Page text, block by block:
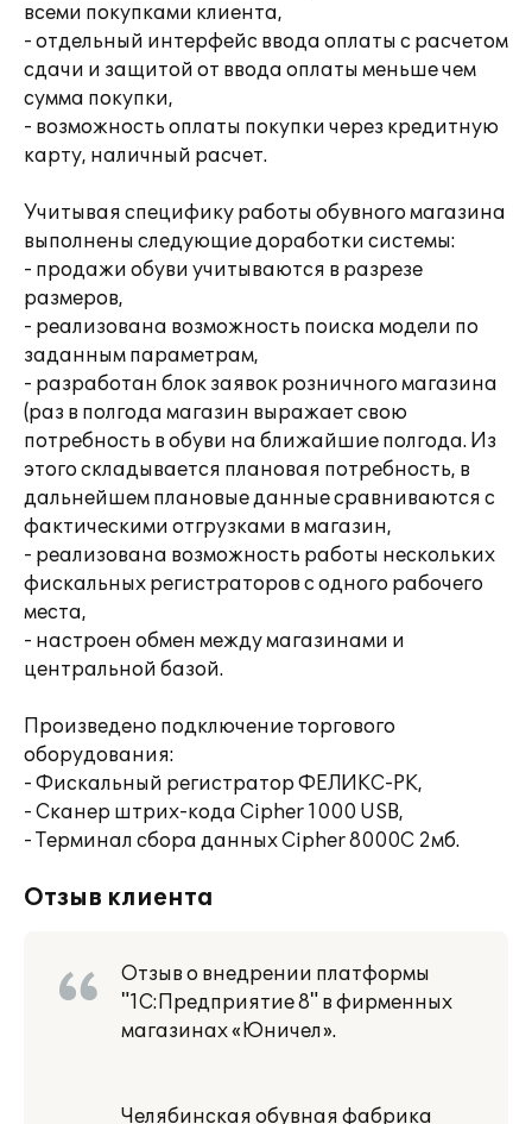
всеми покупками клиента,
- отдельный интерфейс ввода оплаты с расчетом
сдачи и защитой от ввода оплаты меньше чем
сумма покупки,
- возможность оплаты покупки через кредитную
карту, наличный расчет.
Учитывая специфику работы обувного магазина
выполнены следующие доработки системы:
- продажи обуви учитываются в разрезе
размеров,
- реализована возможность поиска модели по
заданным параметрам,
- разработан блок заявок розничного магазина
(раз в полгода магазин выражает свою
потребность в обуви на ближайшие полгода. Из
этого складывается плановая потребность, в
дальнейшем плановые данные сравниваются с
фактическими отгрузками в магазин,
- реализована возможность работы нескольких
фискальных регистраторов с одного рабочего
места,
- настроен обмен между магазинами и
центральной базой.
Произведено подключение торгового
оборудования:
- Фискальный регистратор ФЕЛИКС-РК,
- Сканер штрих-кода Cipher 1000 USB,
- Терминал сбора данных Cipher 8000C 2мб.
Отзыв клиента
Отзыв о внедрении платформы
"1С:Предприятие 8" в фирменных
магазинах «Юничел».
Челябинская обувная фабрика